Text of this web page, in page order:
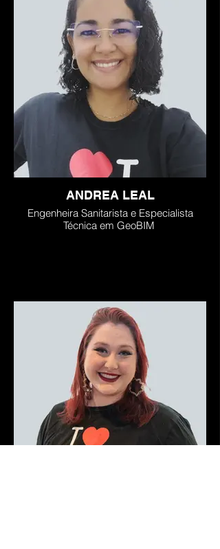
ANDREA LEAL
Engenheira Sanitarista e Especialista
Técnica em GeoBIM